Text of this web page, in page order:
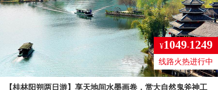
¥1049-1249
线路火热进行中
【桂林阳朔两日游】享天地间水墨画卷，赏大自然鬼斧神工